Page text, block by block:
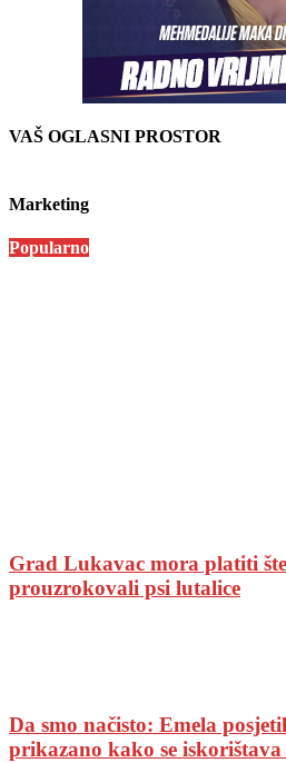
VAŠ OGLASNI PROSTOR
Marketing
Popularno
Grad Lukavac mora platiti
prouzrokovali psi lutalice
Da smo načisto: Emela
prikazano kako se